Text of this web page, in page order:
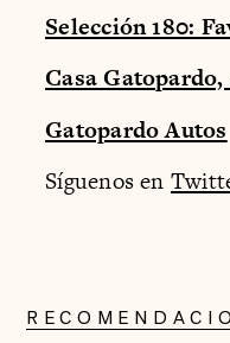
Selección 180:
Casa
Gatopardo Autos
Síguenos en